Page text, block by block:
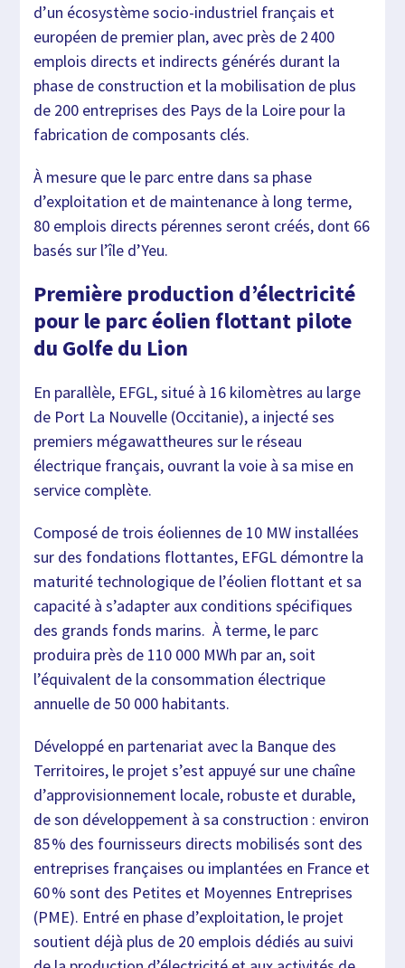
d’un écosystème socio-industriel français et
européen de premier plan, avec près de 2 400
emplois directs et indirects générés durant la
phase de construction et la mobilisation de plus
de 200 entreprises des Pays de la Loire pour la
fabrication de composants clés.
À mesure que le parc entre dans sa phase
d’exploitation et de maintenance à long terme,
80 emplois directs pérennes seront créés, dont 66
basés sur l’île d’Yeu.
Première production d’électricité
pour le parc éolien flottant pilote
du Golfe du Lion
En parallèle, EFGL, situé à 16 kilomètres au large
de Port La Nouvelle (Occitanie), a injecté ses
premiers mégawattheures sur le réseau
électrique français, ouvrant la voie à sa mise en
service complète.
Composé de trois éoliennes de 10 MW installées
sur des fondations flottantes, EFGL démontre la
maturité technologique de l’éolien flottant et sa
capacité à s’adapter aux conditions spécifiques
des grands fonds marins. À terme, le parc
produira près de 110 000 MWh par an, soit
l’équivalent de la consommation électrique
annuelle de 50 000 habitants.
Développé en partenariat avec la Banque des
Territoires, le projet s’est appuyé sur une chaîne
d’approvisionnement locale, robuste et durable,
de son développement à sa construction : environ
85 % des fournisseurs directs mobilisés sont des
entreprises françaises ou implantées en France et
60 % sont des Petites et Moyennes Entreprises
(PME). Entré en phase d’exploitation, le projet
soutient déjà plus de 20 emplois dédiés au suivi